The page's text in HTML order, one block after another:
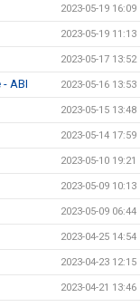
2023-05-19 16:09
2023-05-19 11:13
2023-05-17 13:52
ABI 2023-05-16 13:53
2023-05-15 13:48
2023-05-14 17:59
2023-05-10 19:21
2023-05-09 10:13
2023-05-09 06:44
2023-04-25 14:54
2023-04-23 12:15
2023-04-21 13:46